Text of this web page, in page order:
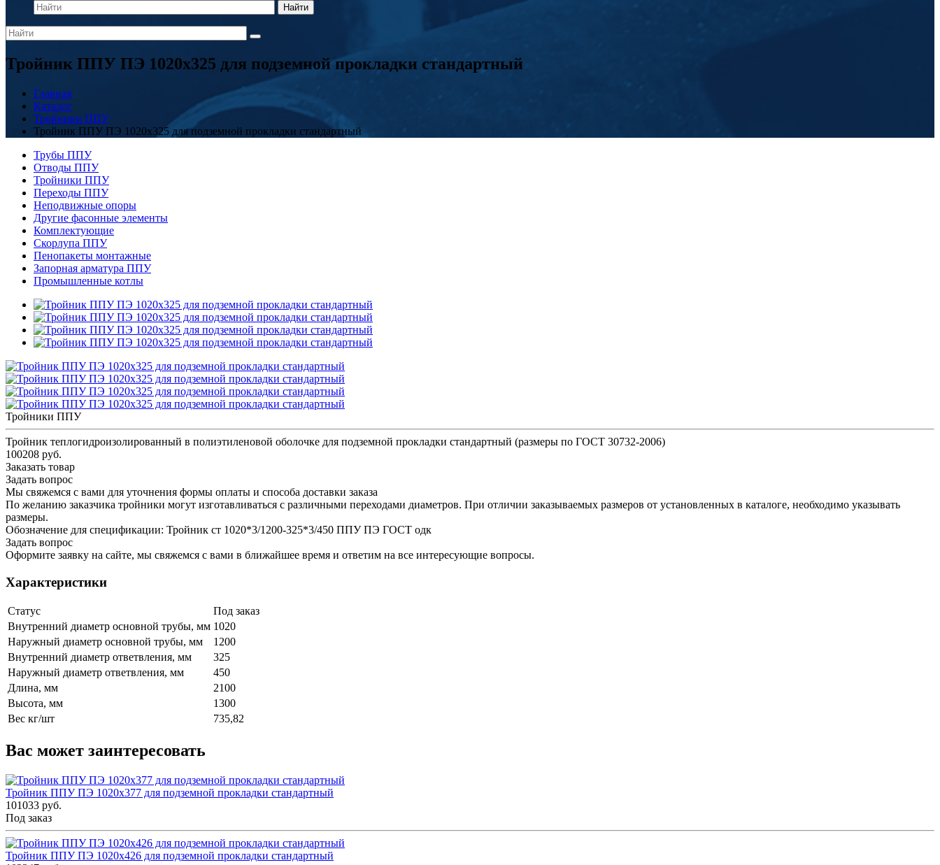
Найти
Тройник ППУ ПЭ 1020x325 для подземной прокладки стандартный
Главная
Каталог
Тройники ППУ
Тройник ППУ ПЭ 1020x325 для подземной прокладки стандартный
Трубы ППУ
Отводы ППУ
Тройники ППУ
Переходы ППУ
Неподвижные опоры
Другие фасонные элементы
Комплектующие
Скорлупа ППУ
Пенопакеты монтажные
Запорная арматура ППУ
Промышленные котлы
Тройники ППУ
Тройник теплогидроизолированный в полиэтиленовой оболочке для подземной прокладки стандартный (размеры по ГОСТ 30732-2006)
100208 руб.
Заказать товар
Задать вопрос
Мы свяжемся с вами для уточнения формы оплаты и способа доставки заказа
По желанию заказчика тройники могут изготавливаться с различными переходами диаметров. При отличии заказываемых размеров от установленных в каталоге, необходимо указывать
размеры.
Обозначение для спецификации: Тройник ст 1020*3/1200-325*3/450 ППУ ПЭ ГОСТ одк
Задать вопрос
Оформите заявку на сайте, мы свяжемся с вами в ближайшее время и ответим на все интересующие вопросы.
Характеристики
Статус
Под заказ
Внутренний диаметр основной трубы, мм 1020
Наружный диаметр основной трубы, мм
1200
Внутренний диаметр ответвления, мм
325
Наружный диаметр ответвления, мм
450
Длина, мм
2100
Высота, мм
1300
Вес кг/шт
735,82
Вас может заинтересовать
Тройник ППУ ПЭ 1020x377 для подземной прокладки стандартный
101033 руб.
Под заказ
Тройник ППУ ПЭ 1020x426 для подземной прокладки стандартный